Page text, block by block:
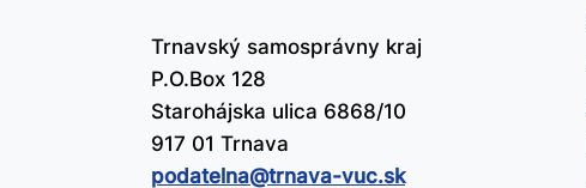
Trnavský samosprávny kraj
P.O.Box 128
Starohájska ulica 6868/10
917 01 Trnava
podatelna@​trnava-vuc.sk